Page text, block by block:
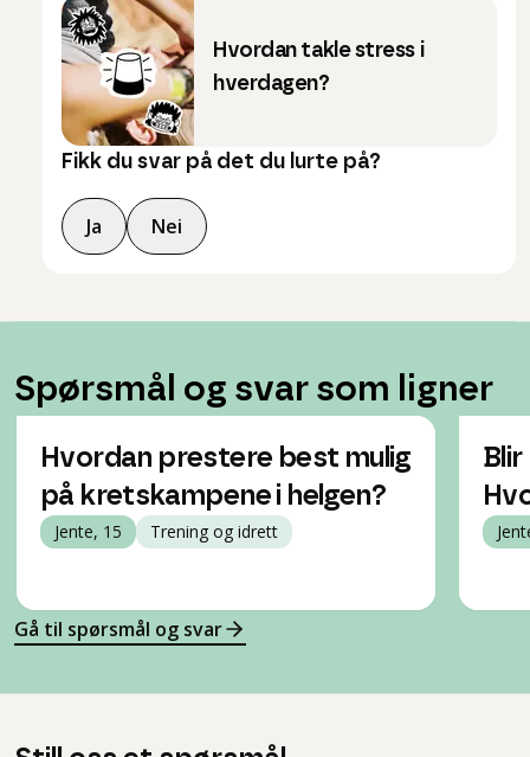
Hvordan takle stress i
hverdagen?
Fikk du svar på det du lurte på?
Ja Nei
Spørsmål og svar som ligner
Hvordan prestere best mulig
på kretskampene i helgen?
Jente, 15 Trening og idrett
Gå til spørsmål og svar